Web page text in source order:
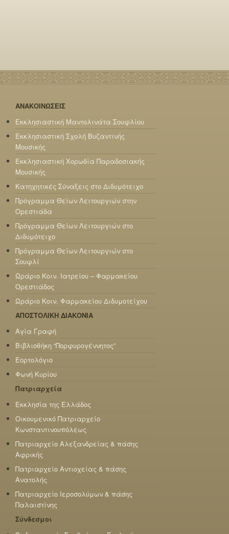
ΑΝΑΚΟΙΝΩΣΕΙΣ
Εκκλησιαστική Μαντολινάτα Σουφλίου
Εκκλησιαστική Σχολή Βυζαντινής
Μουσικής
Εκκλησιαστική Χορωδία Παραδοσιακής
Μουσικής
Κατηχητικές Σύναξεις στο Διδυμότειχο
Πρόγραμμα Θείων Λειτουργιών στην
Ορεστιάδα
Πρόγραμμα Θείων Λειτουργιών στο
Διδυμότειχο
Πρόγραμμα Θείων Λειτουργιών στο
Σουφλί
Ωράριο Κοιν. Ιατρείου – Φαρμακείου
Ορεστιάδος
Ωράριο Κοιν. Φαρμακείου Διδυμοτείχου
ΑΠΟΣΤΟΛΙΚΗ ΔΙΑΚΟΝΙΑ
Αγία Γραφή
Βιβλιοθήκη “Πορφυρογέννητος”
Εορτολόγιο
Φωνή Κυρίου
Πατριαρχεία
Εκκλησία της Ελλάδος
Οικουμενικό Πατριαρχείο
Κωνσταντινουπόλεως
Πατριαρχείο Αλεξανδρείας & πάσης
Αφρικής
Πατριαρχείο Αντιοχείας & πάσης
Ανατολής
Πατριαρχείο Ιεροσολύμων & πάσης
Παλαιστίνης
Σύνδεσμοι